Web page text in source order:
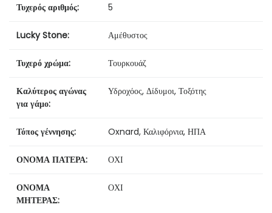
Τυχερός αριθμός: 5
Lucky Stone: Αμέθυστος
Τυχερό χρώμα: Τουρκουάζ
Καλύτερος αγώνας
για γάμο:
Υδροχόος, Δίδυμοι, Τοξότης
Τόπος γέννησης: Oxnard, Καλιφόρνια, ΗΠΑ
ΟΝΟΜΑ ΠΑΤΕΡΑ: ΟΧΙ
ΟΝΟΜΑ
ΜΗΤΕΡΑΣ:
ΟΧΙ